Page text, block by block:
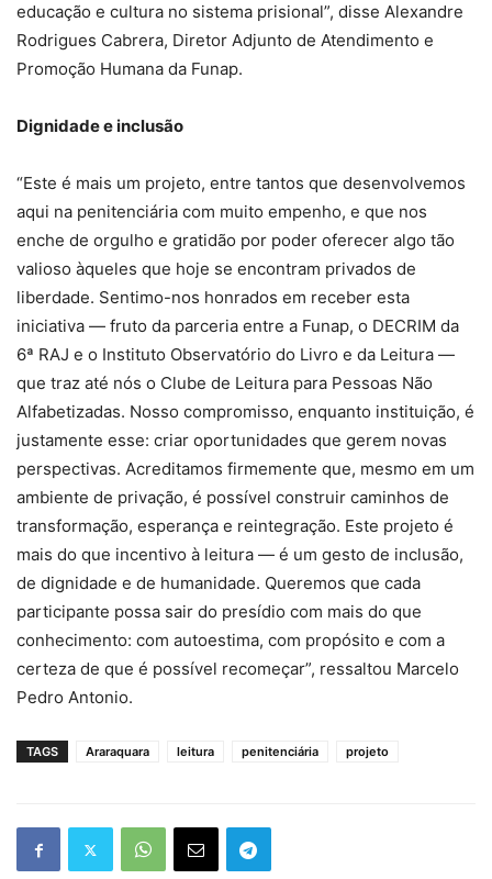
educação e cultura no sistema prisional”, disse Alexandre
Rodrigues Cabrera, Diretor Adjunto de Atendimento e
Promoção Humana da Funap.
Dignidade e inclusão
“Este é mais um projeto, entre tantos que desenvolvemos
aqui na penitenciária com muito empenho, e que nos
enche de orgulho e gratidão por poder oferecer algo tão
valioso àqueles que hoje se encontram privados de
liberdade. Sentimo-nos honrados em receber esta
iniciativa — fruto da parceria entre a Funap, o DECRIM da
6ª RAJ e o Instituto Observatório do Livro e da Leitura —
que traz até nós o Clube de Leitura para Pessoas Não
Alfabetizadas. Nosso compromisso, enquanto instituição, é
justamente esse: criar oportunidades que gerem novas
perspectivas. Acreditamos firmemente que, mesmo em um
ambiente de privação, é possível construir caminhos de
transformação, esperança e reintegração. Este projeto é
mais do que incentivo à leitura — é um gesto de inclusão,
de dignidade e de humanidade. Queremos que cada
participante possa sair do presídio com mais do que
conhecimento: com autoestima, com propósito e com a
certeza de que é possível recomeçar”, ressaltou Marcelo
Pedro Antonio.
TAGS Araraquara leitura penitenciária projeto